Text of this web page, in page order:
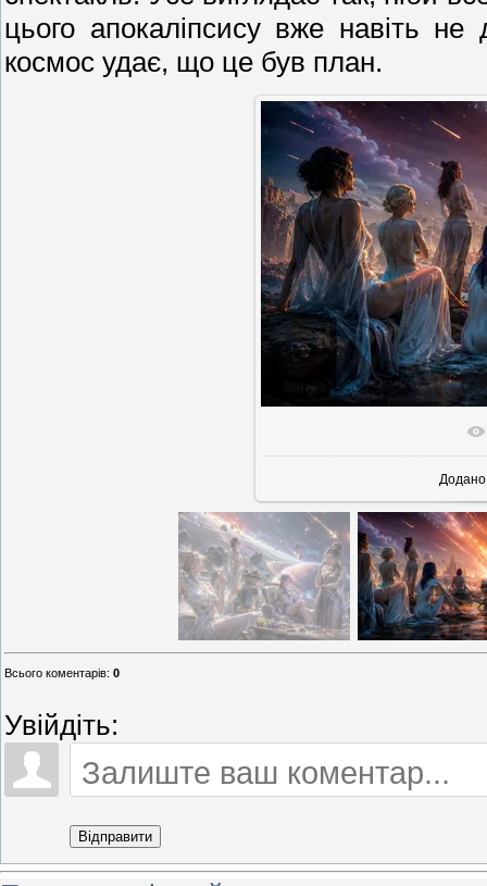
цього апокаліпсису вже навіть
космос удає, що це був план.
У
Додано
Всього коментарів: 0
Увійдіть:
Відправити